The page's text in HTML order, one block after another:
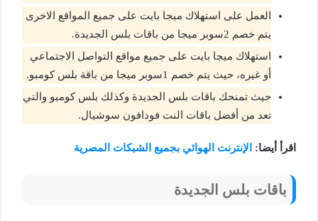
العمل على استهلاك ميجا بايت على جميع المواقع الاخرى
يتم خصم 2سوبر ميجا من باقات بلس الجديدة.
استهلاك ميجا بايت على جميع مواقع التواصل الاجتماعي
أو غيره، حيث يتم خصم 1سوبر ميجا من باقة بلس كومبو.
حيث تمنحك باقات بلس الجديدة وكذلك بلس كومبو والتي
تعد من أفضل باقات النت فودافون سوشيال.
اقرأ أيضا: الإنترنت الهوائي بجميع الشبكات المصرية
باقات بلس الجديدة